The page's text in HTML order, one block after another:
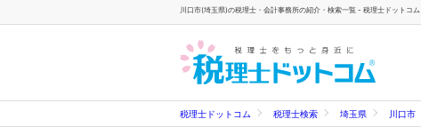
川口市(埼玉県)の税理士・会計事務所の紹介・検索一覧 - 税理士ドットコム
税理士ドットコム 税理士検索 埼玉県 川口市